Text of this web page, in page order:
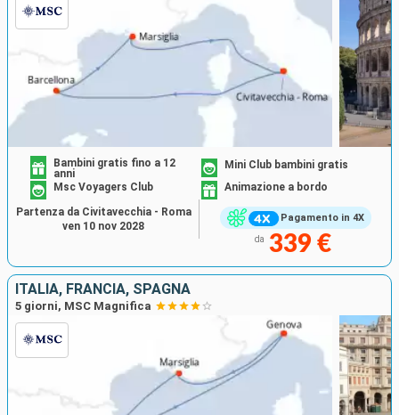
Pagamento in 4X
Bambini gratis fino a 12
anni
Mini Club bambini gratis
Msc Voyagers Club
Animazione a bordo
da 339 €
Partenza da Civitavecchia - Roma
ven 10 nov 2028
ITALIA, FRANCIA, SPAGNA
5 giorni, MSC Magnifica